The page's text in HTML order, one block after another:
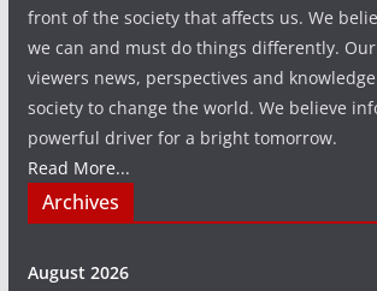
front of the society that affects us. We
we can and must do things differently.
viewers news, perspectives and
society to change the world. We believe
powerful driver for a bright tomorrow.
Read More...
Archives
August 2026